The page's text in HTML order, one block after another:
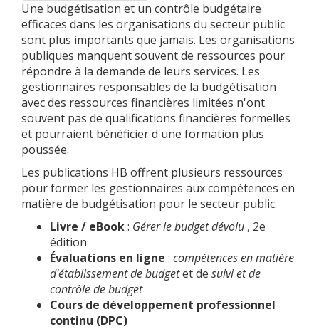
Une budgétisation et un contrôle budgétaire
efficaces dans les organisations du secteur public
sont plus importants que jamais. Les organisations
publiques manquent souvent de ressources pour
répondre à la demande de leurs services. Les
gestionnaires responsables de la budgétisation
avec des ressources financières limitées n'ont
souvent pas de qualifications financières formelles
et pourraient bénéficier d'une formation plus
poussée.
Les publications HB offrent plusieurs ressources
pour former les gestionnaires aux compétences en
matière de budgétisation pour le secteur public.
Livre / eBook: Gérer le budget dévolu , 2e
édition
Évaluations en ligne : compétences en matière
d'établissement de budgetet de suivi et de
contrôle de budget
Cours de développement professionnel
continu (DPC)